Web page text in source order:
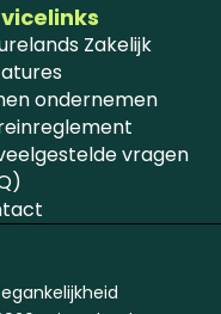
Zakelijk
ondernemen
vragen